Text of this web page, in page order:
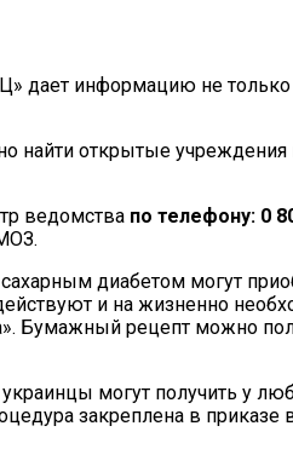
дает информацию не
найти открытые
ведомства по телефону: 0
диабетом могут
и на жизненно
Бумажный рецепт можно
могут получить у
закреплена в приказе